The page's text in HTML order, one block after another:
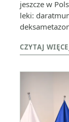
jeszcze w
leki:
CZYTAJ